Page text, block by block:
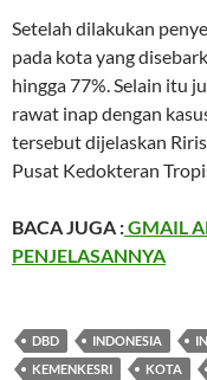
Setelah dilakukan
pada kota yang
hingga 77%. Selain itu
rawat inap dengan
tersebut dijelaskan
Pusat Kedokteran
BACA JUGA :GMAIL
PENJELASANNYA
DBD INDONESIA
KEMENKESRI
KOTA